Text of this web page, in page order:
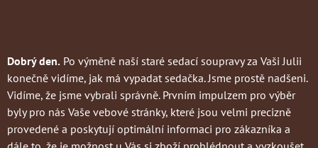
Dobrý den. Po výměně naší staré sedací soupravy za Vaši Julii
konečně vidíme, jak má vypadat sedačka. Jsme prostě nadšeni.
Vidíme, že jsme vybrali správně. Prvním impulzem pro výběr
byly pro nás Vaše vebové stránky, které jsou velmi precizně
provedené a poskytují optimální informaci pro zákazníka a